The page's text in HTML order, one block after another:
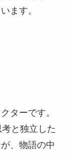
ます。
ターです。
と独立した
、物語の中